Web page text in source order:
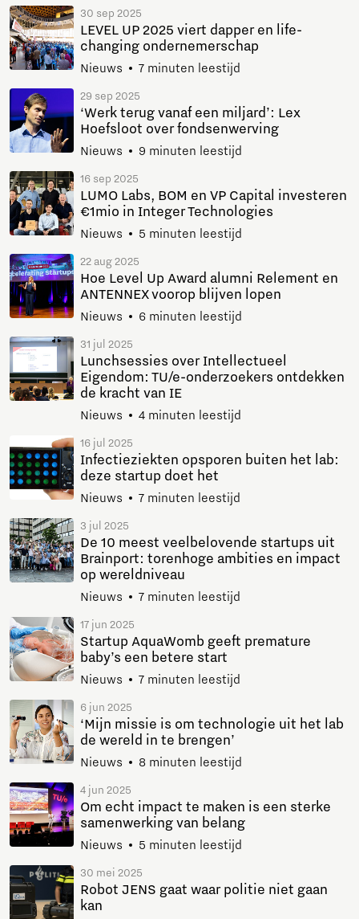
30 sep 2025
LEVEL UP 2025 viert dapper en life-
changing ondernemerschap
Nieuws 7 minuten leestijd
29 sep 2025
‘Werk terug vanaf een miljard’: Lex
Hoefsloot over fondsenwerving
Nieuws 9 minuten leestijd
16 sep 2025
LUMO Labs, BOM en VP Capital investeren
€1mio in Integer Technologies
Nieuws 5 minuten leestijd
22 aug 2025
Hoe Level Up Award alumni Relement en
ANTENNEX voorop blijven lopen
Nieuws 6 minuten leestijd
31 jul 2025
Lunchsessies over Intellectueel
Eigendom: TU/e-onderzoekers ontdekken
de kracht van IE
Nieuws 4 minuten leestijd
16 jul 2025
Infectieziekten opsporen buiten het lab:
deze startup doet het
Nieuws 7 minuten leestijd
3 jul 2025
De 10 meest veelbelovende startups uit
Brainport: torenhoge ambities en impact
op wereldniveau
Nieuws 7 minuten leestijd
17 jun 2025
Startup AquaWomb geeft premature
baby’s een betere start
Nieuws 7 minuten leestijd
6 jun 2025
‘Mijn missie is om technologie uit het lab
de wereld in te brengen’
Nieuws 8 minuten leestijd
4 jun 2025
Om echt impact te maken is een sterke
samenwerking van belang
Nieuws 5 minuten leestijd
30 mei 2025
Robot JENS gaat waar politie niet gaan
kan